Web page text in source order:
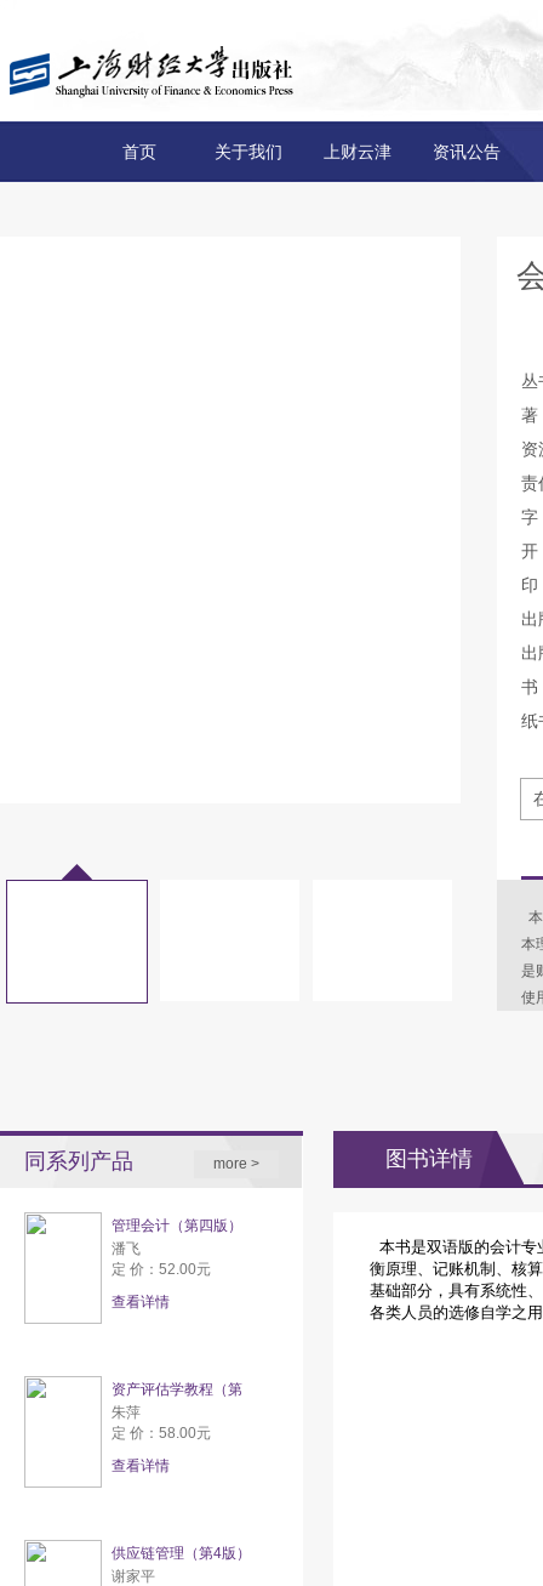
首页 关于我们 上财云津 资讯公告
丛
著
资
责
出
出
纸
本
是
使
同系列产品 more >
管理会计（第四版）
潘飞
定 价：52.00元
查看详情
资产评估学教程（第
朱萍
定 价：58.00元
查看详情
供应链管理（第4版）
谢家平
图书详情
本书是双语版的会计专
衡原理、记账机制、核
基础部分，具有系统性
各类人员的选修自学之